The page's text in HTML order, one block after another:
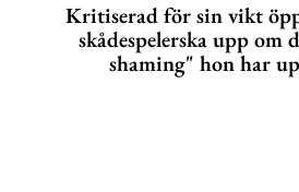
Kritiserad för sin vikt
skådespelerska upp om
shaming" hon har